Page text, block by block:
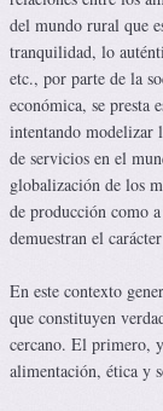
del mundo rural que
tranquilidad, lo
etc., por parte de la
económica, se presta
intentando modelizar
de servicios en el
globalización de los
de producción como
demuestran el
En este contexto
que constituyen
cercano. El primero,
alimentación, ética y